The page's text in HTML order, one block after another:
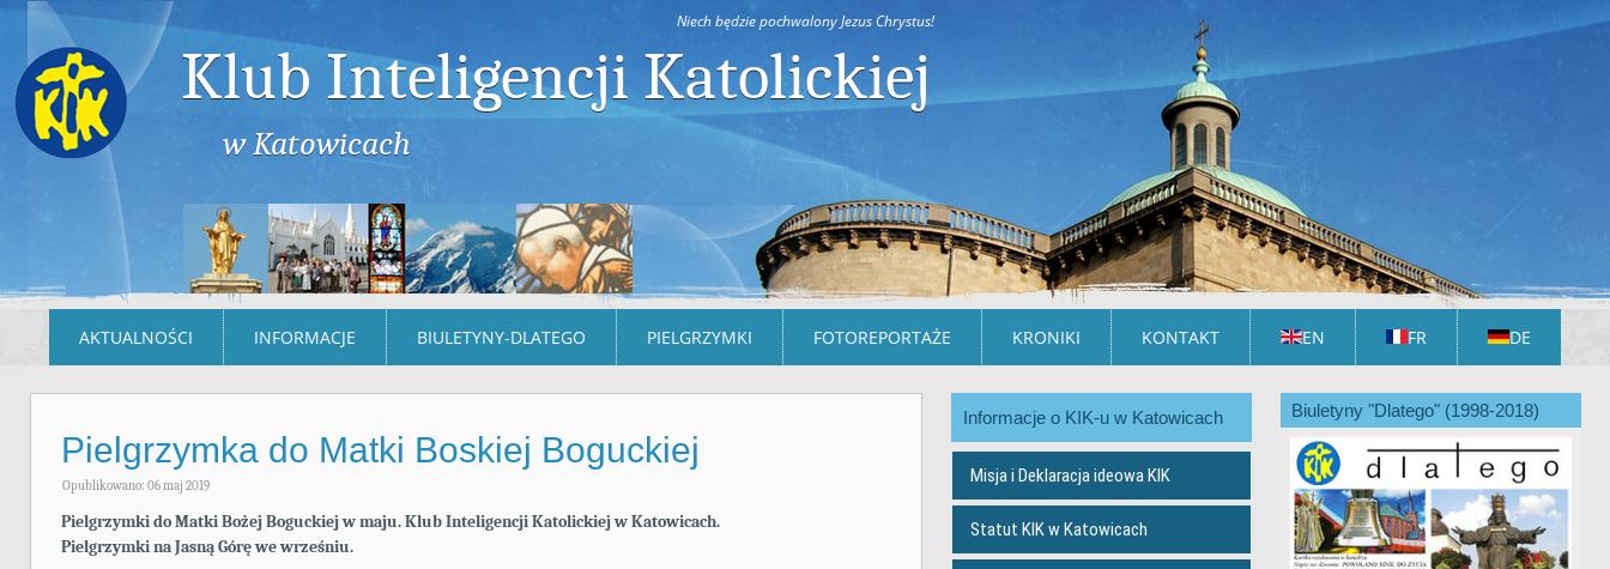
Niech będzie pochwalony Jezus Chrystus!
Klub Inteligencji Katolickiej
w Katowicach
AKTUALNOŚCI INFORMACJE BIULETYNY-DLATEGO PIELGRZYMKI FOTOREPORTAŻE KRONIKI KONTAKT EN FR DE
Pielgrzymka do Matki Boskiej Boguckiej
Opublikowano: 06 maj 2019
Pielgrzymki do Matki Bożej Boguckiej w maju. Klub Inteligencji Katolickiej w Katowicach.
Pielgrzymki na Jasną Górę we wrześniu.
Informacje o KIK-u w Katowicach
Misja i Deklaracja ideowa KIK
Statut KIK w Katowicach
Biuletyny "Dlatego" (1998-2018)